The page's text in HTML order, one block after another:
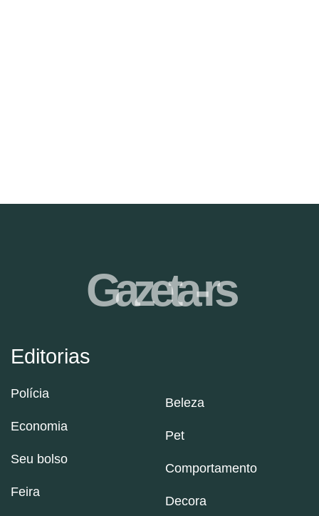
Editorias
Polícia
Economia
Seu bolso
Feira
Beleza
Pet
Comportamento
Decora
Gazeta-rs